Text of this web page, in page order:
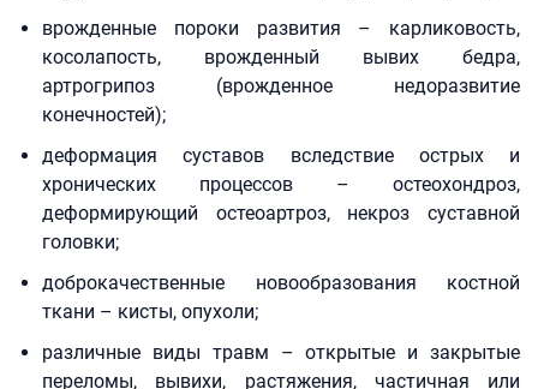
врожденные пороки развития – карликовость,
косолапость, врожденный вывих бедра,
артрогрипоз (врожденное недоразвитие
конечностей);
деформация суставов вследствие острых и
хронических процессов – остеохондроз,
деформирующий остеоартроз, некроз суставной
головки;
доброкачественные новообразования костной
ткани – кисты, опухоли;
различные виды травм – открытые и закрытые
переломы, вывихи, растяжения, частичная или